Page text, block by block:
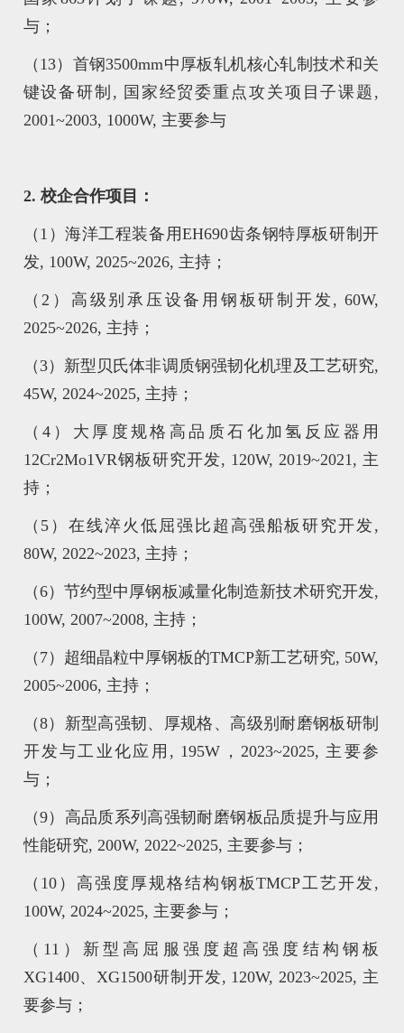
与；
（13）首钢3500mm中厚板轧机核心轧制技术和关
键设备研制, 国家经贸委重点攻关项目子课题,
2001~2003, 1000W, 主要参与
2. 校企合作项目：
（1）海洋工程装备用EH690齿条钢特厚板研制开
发, 100W, 2025~2026, 主持；
（2）高级别承压设备用钢板研制开发, 60W,
2025~2026, 主持；
（3）新型贝氏体非调质钢强韧化机理及工艺研究,
45W, 2024~2025, 主持；
（4）大厚度规格高品质石化加氢反应器用
12Cr2Mo1VR钢板研究开发, 120W, 2019~2021, 主
持；
（5）在线淬火低屈强比超高强船板研究开发,
80W, 2022~2023, 主持；
（6）节约型中厚钢板减量化制造新技术研究开发,
100W, 2007~2008, 主持；
（7）超细晶粒中厚钢板的TMCP新工艺研究, 50W,
2005~2006, 主持；
（8）新型高强韧、厚规格、高级别耐磨钢板研制
开发与工业化应用, 195W，2023~2025, 主要参
与；
（9）高品质系列高强韧耐磨钢板品质提升与应用
性能研究, 200W, 2022~2025, 主要参与；
（10）高强度厚规格结构钢板TMCP工艺开发,
100W, 2024~2025, 主要参与；
（11）新型高屈服强度超高强度结构钢板
XG1400、XG1500研制开发, 120W, 2023~2025, 主
要参与；